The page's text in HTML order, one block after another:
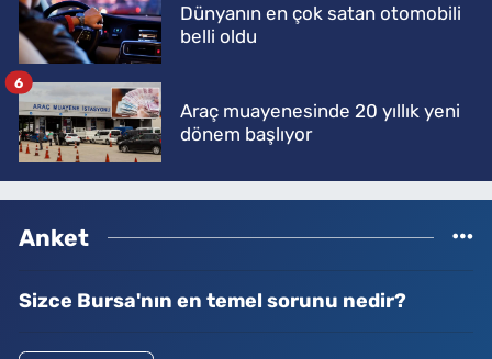
Dünyanın en çok satan otomobili
belli oldu
Araç muayenesinde 20 yıllık yeni
dönem başlıyor
6
Anket
Sizce Bursa'nın en temel sorunu nedir?